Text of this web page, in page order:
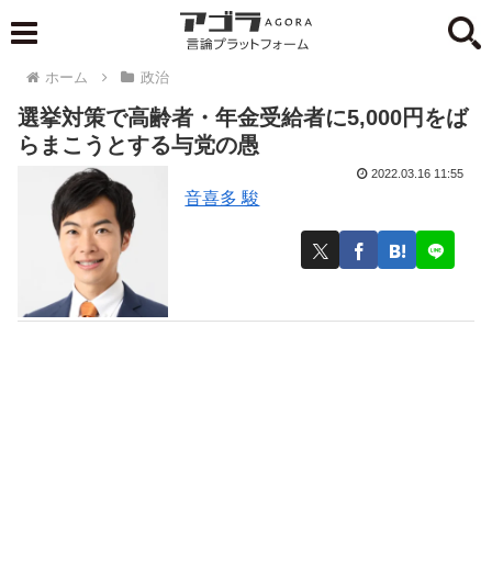
ホーム 政治
選挙対策で高齢者・年金受給者に5,000円をば
らまこうとする与党の愚
音喜多 駿
2022.03.16 11:55